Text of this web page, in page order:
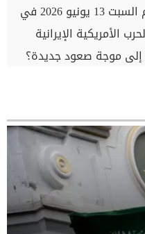
سعر الدولار اليوم السبت 13 يونيو 2026 في
الأمريكية الإيرانية
إلى موجة صعود جديدة؟